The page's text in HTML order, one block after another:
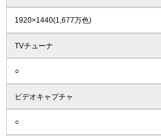
1920×1440(1,677万色)
TVチューナ
○
ビデオキャプチャ
○